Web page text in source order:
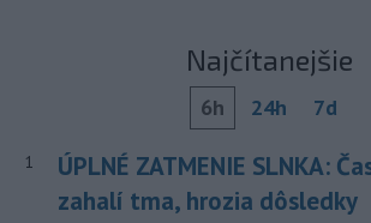
Najčítanejšie
6h 24h 7d
1
ÚPLNÉ ZATMENIE SLNKA:
zahalí tma, hrozia dôsledky